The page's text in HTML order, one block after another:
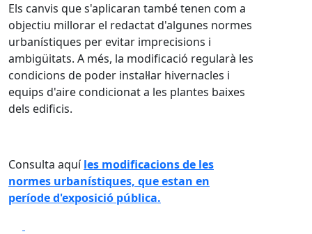
Els canvis que s'aplicaran també tenen com a
objectiu millorar el redactat d'algunes normes
urbanístiques per evitar imprecisions i
ambigüitats. A més, la modificació regularà les
condicions de poder instal·lar hivernacles i
equips d'aire condicionat a les plantes baixes
dels edificis.
Consulta aquíles modificacions de les
normes urbanístiques, que estan en
període d'exposició pública.